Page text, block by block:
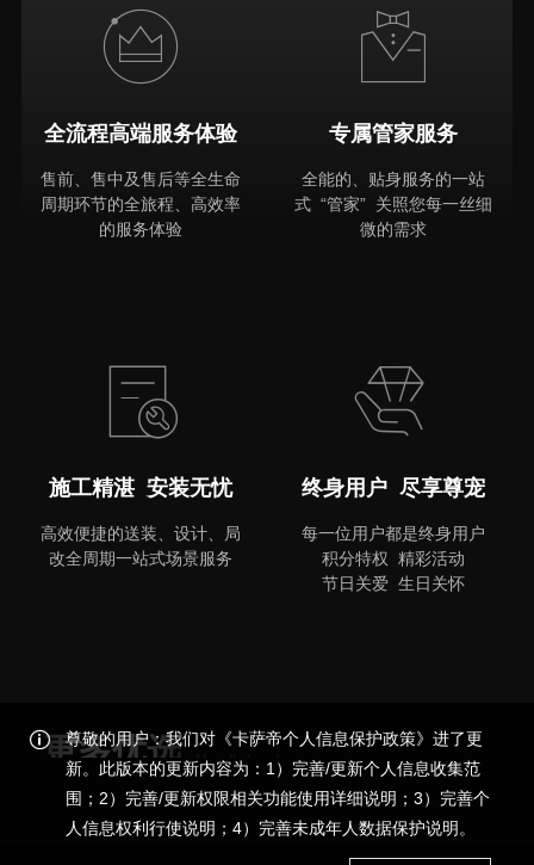
全流程高端服务体验
售前、售中及售后等全生命
周期环节的全旅程、高效率
的服务体验
专属管家服务
全能的、贴身服务的一站
式 “管家” 关照您每一丝细
微的需求
施工精湛 安装无忧
高效便捷的送装、设计、局
改全周期一站式场景服务
终身用户 尽享尊宠
每一位用户都是终身用户
积分特权 精彩活动
节日关爱 生日关怀
更多优选 More Preferred
品质尊享，更多精彩
尊敬的用户：我们对《卡萨帝个人信息保护政策》进了更
新。此版本的更新内容为：1）完善/更新个人信息收集范
围；2）完善/更新权限相关功能使用详细说明；3）完善个
人信息权利行使说明；4）完善未成年人数据保护说明。